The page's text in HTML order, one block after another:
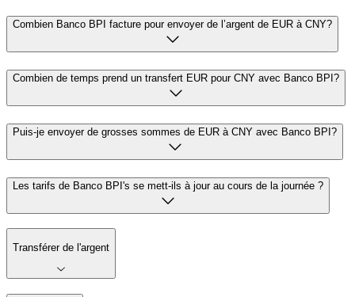
Combien Banco BPI facture pour envoyer de l’argent de EUR à CNY?
Combien de temps prend un transfert EUR pour CNY avec Banco BPI?
Puis-je envoyer de grosses sommes de EUR à CNY avec Banco BPI?
Les tarifs de Banco BPI's se mett-ils à jour au cours de la journée ?
Transférer de l'argent